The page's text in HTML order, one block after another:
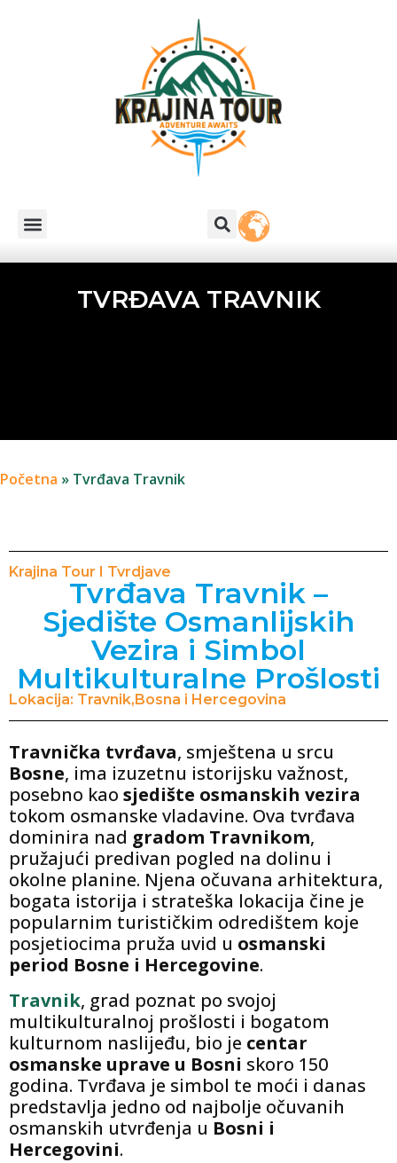
TVRĐAVA TRAVNIK
Početna » Tvrđava Travnik
Krajina Tour I Tvrdjave
Tvrđava Travnik –
Sjedište Osmanlijskih
Vezira i Simbol
Multikulturalne Prošlosti
Lokacija: Travnik,Bosna i Hercegovina
Travnička tvrđava, smještena u srcu
Bosne, ima izuzetnu istorijsku važnost,
posebno kao sjedište osmanskih vezira
tokom osmanske vladavine. Ova tvrđava
dominira nad gradom Travnikom,
pružajući predivan pogled na dolinu i
okolne planine. Njena očuvana arhitektura,
bogata istorija i strateška lokacija čine je
popularnim turističkim odredištem koje
posjetiocima pruža uvid u osmanski
period Bosne i Hercegovine.
Travnik, grad poznat po svojoj
multikulturalnoj prošlosti i bogatom
kulturnom naslijeđu, bio je centar
osmanske uprave u Bosni skoro 150
godina. Tvrđava je simbol te moći i danas
predstavlja jedno od najbolje očuvanih
osmanskih utvrđenja u Bosni i
Hercegovini.